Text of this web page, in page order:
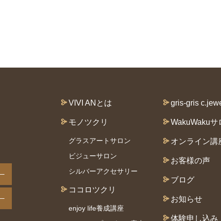
VIVI ANとは
モノツクリ
グラスアートサロン
ビジューサロン
シルバーアクセサリー
ココロツクリ
enjoy life養成講座
gris-gris
WakuWakuサ
オンライン講
お客様の声
ブログ
お知らせ
体験申し込み